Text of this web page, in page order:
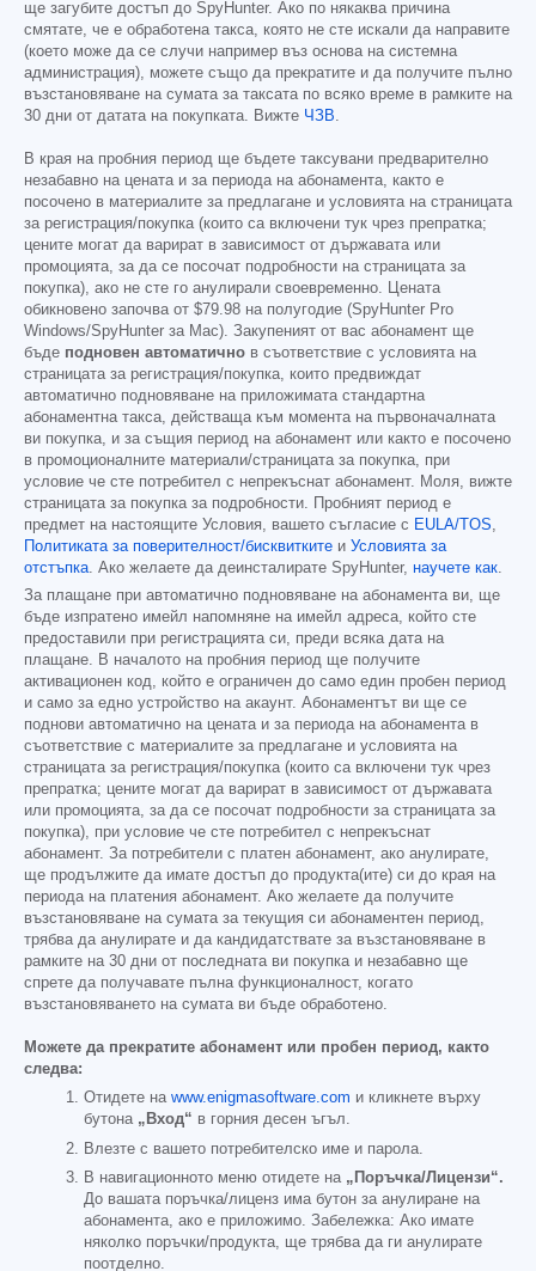
ще загубите достъп до SpyHunter. Ако по някаква причина
смятате, че е обработена такса, която не сте искали да направите
(което може да се случи например въз основа на системна
администрация), можете също да прекратите и да получите пълно
възстановяване на сумата за таксата по всяко време в рамките на
30 дни от датата на покупката. Вижте ЧЗВ.
В края на пробния период ще бъдете таксувани предварително
незабавно на цената и за периода на абонамента, както е
посочено в материалите за предлагане и условията на страницата
за регистрация/покупка (които са включени тук чрез препратка;
цените могат да варират в зависимост от държавата или
промоцията, за да се посочат подробности на страницата за
покупка), ако не сте го анулирали своевременно. Цената
обикновено започва от $79.98 на полугодие (SpyHunter Pro
Windows/SpyHunter за Mac). Закупеният от вас абонамент ще
бъде подновен автоматично в съответствие с условията на
страницата за регистрация/покупка, които предвиждат
автоматично подновяване на приложимата стандартна
абонаментна такса, действаща към момента на първоначалната
ви покупка, и за същия период на абонамент или както е посочено
в промоционалните материали/страницата за покупка, при
условие че сте потребител с непрекъснат абонамент. Моля, вижте
страницата за покупка за подробности. Пробният период е
предмет на настоящите Условия, вашето съгласие с EULA/TOS,
Политиката за поверителност/бисквитките и Условията за
отстъпка. Ако желаете да деинсталирате SpyHunter, научете как.
За плащане при автоматично подновяване на абонамента ви, ще
бъде изпратено имейл напомняне на имейл адреса, който сте
предоставили при регистрацията си, преди всяка дата на
плащане. В началото на пробния период ще получите
активационен код, който е ограничен до само един пробен период
и само за едно устройство на акаунт. Абонаментът ви ще се
поднови автоматично на цената и за периода на абонамента в
съответствие с материалите за предлагане и условията на
страницата за регистрация/покупка (които са включени тук чрез
препратка; цените могат да варират в зависимост от държавата
или промоцията, за да се посочат подробности за страницата за
покупка), при условие че сте потребител с непрекъснат
абонамент. За потребители с платен абонамент, ако анулирате,
ще продължите да имате достъп до продукта(ите) си до края на
периода на платения абонамент. Ако желаете да получите
възстановяване на сумата за текущия си абонаментен период,
трябва да анулирате и да кандидатствате за възстановяване в
рамките на 30 дни от последната ви покупка и незабавно ще
спрете да получавате пълна функционалност, когато
възстановяването на сумата ви бъде обработено.
Можете да прекратите абонамент или пробен период, както
следва:
Отидете на www.enigmasoftware.com и кликнете върху
бутона „Вход“ в горния десен ъгъл.
Влезте с вашето потребителско име и парола.
В навигационното меню отидете на „Поръчка/Лицензи“.
До вашата поръчка/лиценз има бутон за анулиране на
абонамента, ако е приложимо. Забележка: Ако имате
няколко поръчки/продукта, ще трябва да ги анулирате
поотделно.